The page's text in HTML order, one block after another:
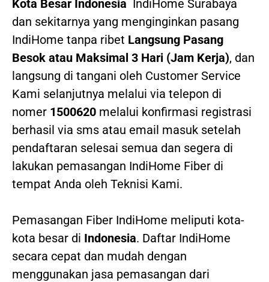
Kota Besar Indonesia IndiHome Surabaya
dan sekitarnya yang menginginkan pasang
IndiHome tanpa ribet Langsung Pasang
Besok atau Maksimal 3 Hari (Jam Kerja), dan
langsung di tangani oleh Customer Service
Kami selanjutnya melalui via telepon di
nomer 1500620 melalui konfirmasi registrasi
berhasil via sms atau email masuk setelah
pendaftaran selesai semua dan segera di
lakukan pemasangan IndiHome Fiber di
tempat Anda oleh Teknisi Kami.
Pemasangan Fiber IndiHome meliputi kota-
kota besar di Indonesia. Daftar IndiHome
secara cepat dan mudah dengan
menggunakan jasa pemasangan dari